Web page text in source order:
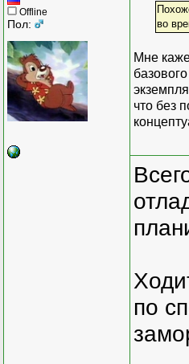
Offline
Пол:
во
Мне
что без
по